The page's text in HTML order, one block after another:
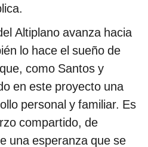
Altiplano avanza hacia
lo hace el sueño de
como Santos y
en este proyecto una
personal y familiar. Es
compartido, de
una esperanza que se